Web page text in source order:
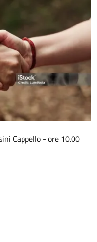
Cappello - ore 10.00